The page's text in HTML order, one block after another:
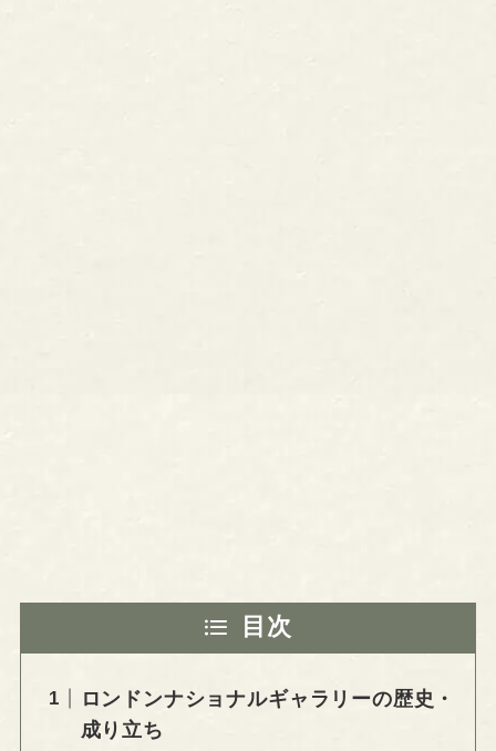
目次
ロンドンナショナルギャラリーの歴史・
成り立ち